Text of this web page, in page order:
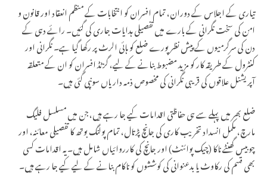
تیاری کے اجلاس کے دوران، تمام افسران کو انتخابات کے منظم انعقاد اور قانون و
امن کی سخت نگرانی کے بارے میں تفصیلی ہدایات جاری کی گئیں۔ رائے دہی کے
دن کی سرگرمیوں کے پیش نظر پورے ضلع کو ہائی الرٹ پر رکھا گیا ہے۔ نگرانی اور
کنٹرول کے طریقہ کار کو مزید مضبوط بنانے کے لیے، گزٹڈ افسران کو ان کے متعلقہ
آپریشنل علاقوں کی قریبی نگرانی کی مخصوص ذمہ داریاں سونپی گئی ہیں۔
ضلع بھر میں پہلے سے ہی حفاظتی اقدامات کیے جا رہے ہیں، جن میں مسلسل فلیگ
مارچ، مکمل انسداد تخریب کاری کی جانچ پڑتال، تمام پولنگ بوتھ کا تفصیلی معائنہ، اور
چوبیس گھنٹے ناکا (چیک پوائنٹ) اور جانچ کی کارروائیاں شامل ہیں۔ یہ اقدامات کسی
بھی قسم کی رکاوٹ یا بدعنوانی کی کوششوں کو ناکام بنانے کے لیے کیے جا رہے ہیں۔